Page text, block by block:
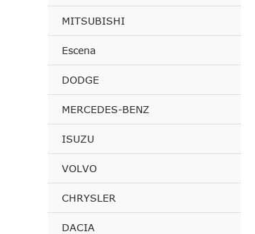
MITSUBISHI
Escena
DODGE
MERCEDES-BENZ
ISUZU
VOLVO
CHRYSLER
DACIA